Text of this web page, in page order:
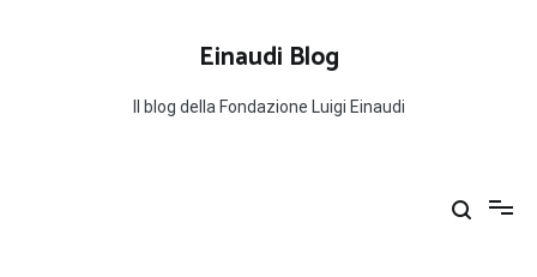
Einaudi Blog
Il blog della Fondazione Luigi Einaudi